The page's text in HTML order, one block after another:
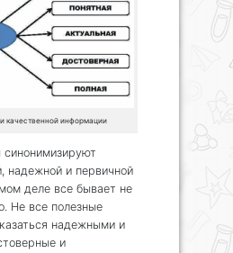
качественной информации
надежной и первичной
деле все бывает не
Не все полезные
надежными и
и